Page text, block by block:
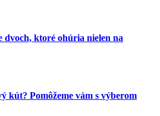
dvoch, ktoré ohúria nielen na
kút? Pomôžeme vám s výberom